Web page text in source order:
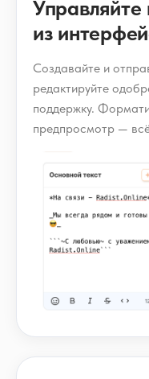
из
Создавайте и
редактируйте
поддержку.
предпросмотр —